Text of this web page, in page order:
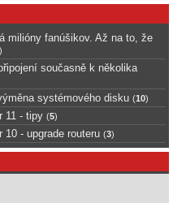
milióny fanúšikov. Až na to, že
)
současně k několika
systémového disku (10)
11 - tipy (5)
10 - upgrade routeru (3)